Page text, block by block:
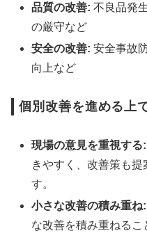
品質の改善: 不良品発
の厳守など
安全の改善: 安全事故
向上など
個別改善を進める上
現場の意見を重視する:
きやすく、改善策も
す。
小さな改善の積み重ね:
な改善を積み重ねるこ